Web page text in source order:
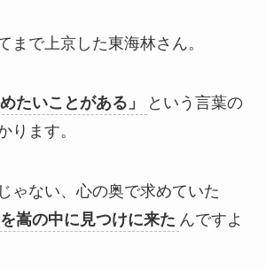
まで上京した東海林さん。
めたいことがある」
という言葉の
ります。
ゃない、心の奥で求めていた
嵩の中に見つけに来た んですよ